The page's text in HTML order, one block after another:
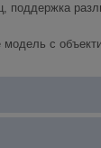
поддержка
модель с